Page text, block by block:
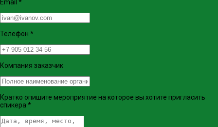
Email *
Телефон *
Компания заказчик
Кратко опишите мероприятие на которое вы хотите пригласить
спикера *